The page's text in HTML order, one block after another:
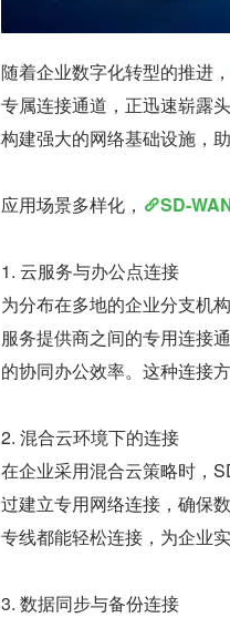
随着企业数字化转型的推进，
专属连接通道，正迅速崭露
构建强大的网络基础设施，
应用场景多样化， SD-
1. 云服务与办公点连接
为分布在多地的企业分支机
服务提供商之间的专用连接
的协同办公效率。这种连接
2. 混合云环境下的连接
在企业采用混合云策略时，
过建立专用网络连接，确保
专线都能轻松连接，为企业
3. 数据同步与备份连接